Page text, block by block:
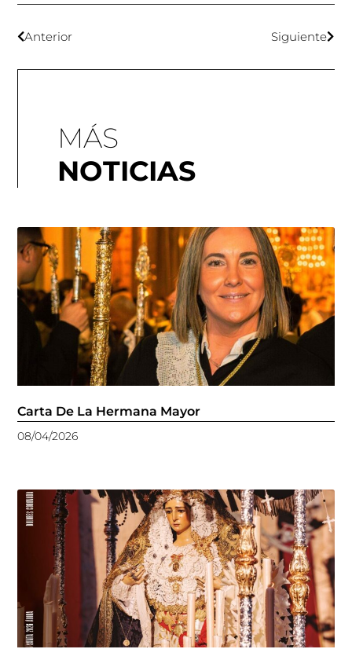
Anterior Siguiente
MÁS
NOTICIAS
Carta De La Hermana Mayor
08/04/2026